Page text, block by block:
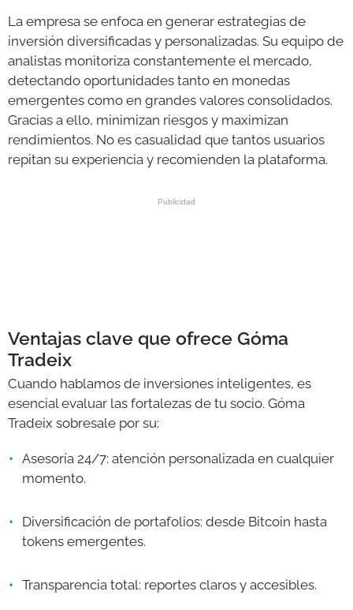
La empresa se enfoca en generar estrategias de
inversión diversificadas y personalizadas. Su equipo de
analistas monitoriza constantemente el mercado,
detectando oportunidades tanto en monedas
emergentes como en grandes valores consolidados.
Gracias a ello, minimizan riesgos y maximizan
rendimientos. No es casualidad que tantos usuarios
repitan su experiencia y recomienden la plataforma.
Ventajas clave que ofrece Góma
Tradeix
Cuando hablamos de inversiones inteligentes, es
esencial evaluar las fortalezas de tu socio. Góma
Tradeix sobresale por su:
Asesoría 24/7: atención personalizada en cualquier
momento.
Diversificación de portafolios: desde Bitcoin hasta
tokens emergentes.
Transparencia total: reportes claros y accesibles.